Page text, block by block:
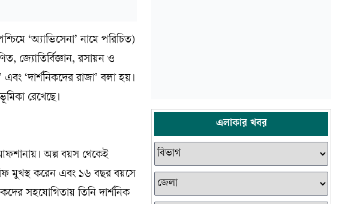
‘অ্যাভিসেনা’ নামে পরিচিত)
জ্যোতির্বিজ্ঞান, রসায়ন ও
‘দার্শনিকদের রাজা’ বলা হয়।
রেখেছে।
আফশানায়। অল্প বয়স থেকেই
মুখস্থ করেন এবং ১৬ বছর বয়সে
সহযোগিতায় তিনি দার্শনিক
এলাকার খবর